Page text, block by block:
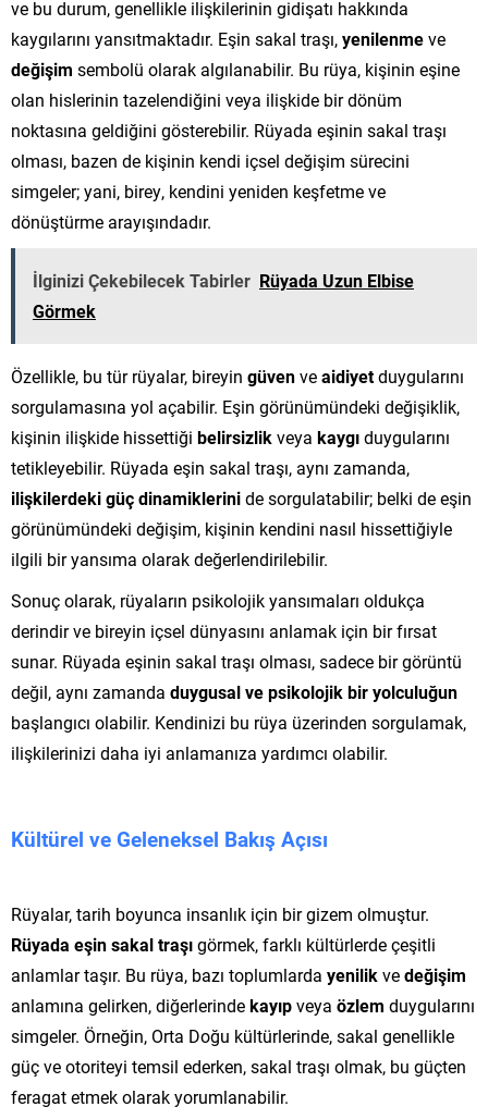
ve bu durum, genellikle ilişkilerinin gidişatı hakkında
kaygılarını yansıtmaktadır. Eşin sakal traşı,yenilenmeve
değişim sembolü olarak algılanabilir. Bu rüya, kişinin eşine
olan hislerinin tazelendiğini veya ilişkide bir dönüm
noktasına geldiğini gösterebilir. Rüyada eşinin sakal traşı
olması, bazen de kişinin kendi içsel değişim sürecini
simgeler; yani, birey, kendini yeniden keşfetme ve
dönüştürme arayışındadır.
İlginizi Çekebilecek Tabirler Rüyada Uzun Elbise
Görmek
Özellikle, bu tür rüyalar, bireyin güvenveaidiyetduygularını
sorgulamasına yol açabilir. Eşin görünümündeki değişiklik,
kişinin ilişkide hissettiği belirsizlikveya kaygıduygularını
tetikleyebilir. Rüyada eşin sakal traşı, aynı zamanda,
ilişkilerdeki güç dinamiklerinide sorgulatabilir; belki de eşin
görünümündeki değişim, kişinin kendini nasıl hissettiğiyle
ilgili bir yansıma olarak değerlendirilebilir.
Sonuç olarak, rüyaların psikolojik yansımaları oldukça
derindir ve bireyin içsel dünyasını anlamak için bir fırsat
sunar. Rüyada eşinin sakal traşı olması, sadece bir görüntü
değil, aynı zamanda duygusal ve psikolojik bir yolculuğun
başlangıcı olabilir. Kendinizi bu rüya üzerinden sorgulamak,
ilişkilerinizi daha iyi anlamanıza yardımcı olabilir.
Kültürel ve Geleneksel Bakış Açısı
Rüyalar, tarih boyunca insanlık için bir gizem olmuştur.
Rüyada eşin sakal traşıgörmek, farklı kültürlerde çeşitli
anlamlar taşır. Bu rüya, bazı toplumlarda yenilikvedeğişim
anlamına gelirken, diğerlerindekayıpveya özlem duygularını
simgeler. Örneğin, Orta Doğu kültürlerinde, sakal genellikle
güç ve otoriteyi temsil ederken, sakal traşı olmak, bu güçten
feragat etmek olarak yorumlanabilir.